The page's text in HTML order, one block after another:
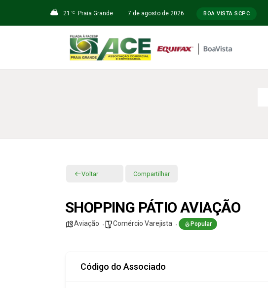
21 °C Praia Grande 7 de agosto de 2026 BOA VISTA SCPC
Voltar Compartilhar
SHOPPING PÁTIO AVIAÇÃO
Aviação Comércio Varejista Popular
Código do Associado